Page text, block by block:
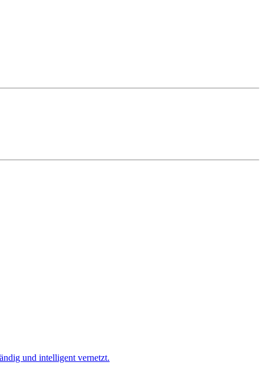
und intelligent vernetzt.